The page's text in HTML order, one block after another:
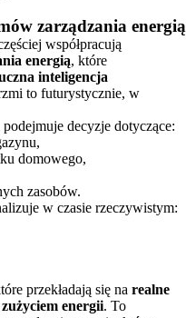
zarządzania energią
współpracują
energią, które
inteligencja
to futurystycznie, w
decyzje dotyczące:
domowego,
zasobów.
w czasie rzeczywistym:
przekładają się na realne
energii. To